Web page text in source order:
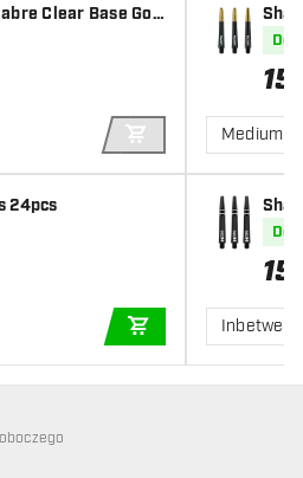
Clear Base Gol
DODAJ DO
24pcs
DODAJ DO
15
Medium
15
Inbetween